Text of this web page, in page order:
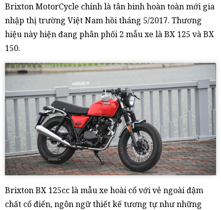
Brixton MotorCycle chính là tân binh hoàn toàn mới gia
nhập thị trường Việt Nam hồi tháng 5/2017. Thương
hiệu này hiện đang phân phối 2 mẫu xe là BX 125 và BX
150.
Brixton BX 125cc là mẫu xe hoài cổ với vẻ ngoài đậm
chất cổ điển, ngôn ngữ thiết kế tương tự như những